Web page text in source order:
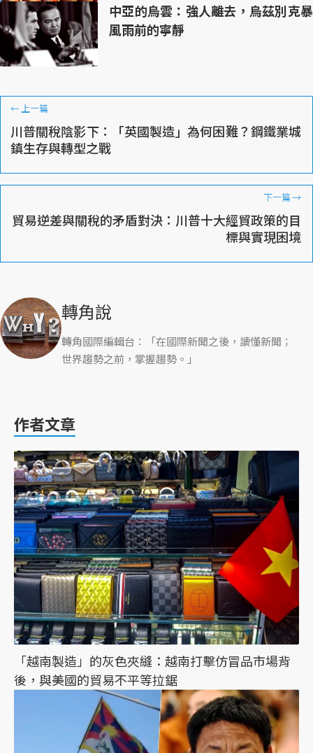
中亞的烏雲：強人離去，烏茲別克暴
風雨前的寧靜
← 上一篇
川普關稅陰影下：「英國製造」為何困難？鋼鐵業城
鎮生存與轉型之戰
下一篇→
貿易逆差與關稅的矛盾對決：川普十大經貿政策的目
標與實現困境
轉角說
轉角國際編輯台：「在國際新聞之後，讀懂新聞；
世界趨勢之前，掌握趨勢。」
作者文章
「越南製造」的灰色夾縫：越南打擊仿冒品市場背
後，與美國的貿易不平等拉鋸